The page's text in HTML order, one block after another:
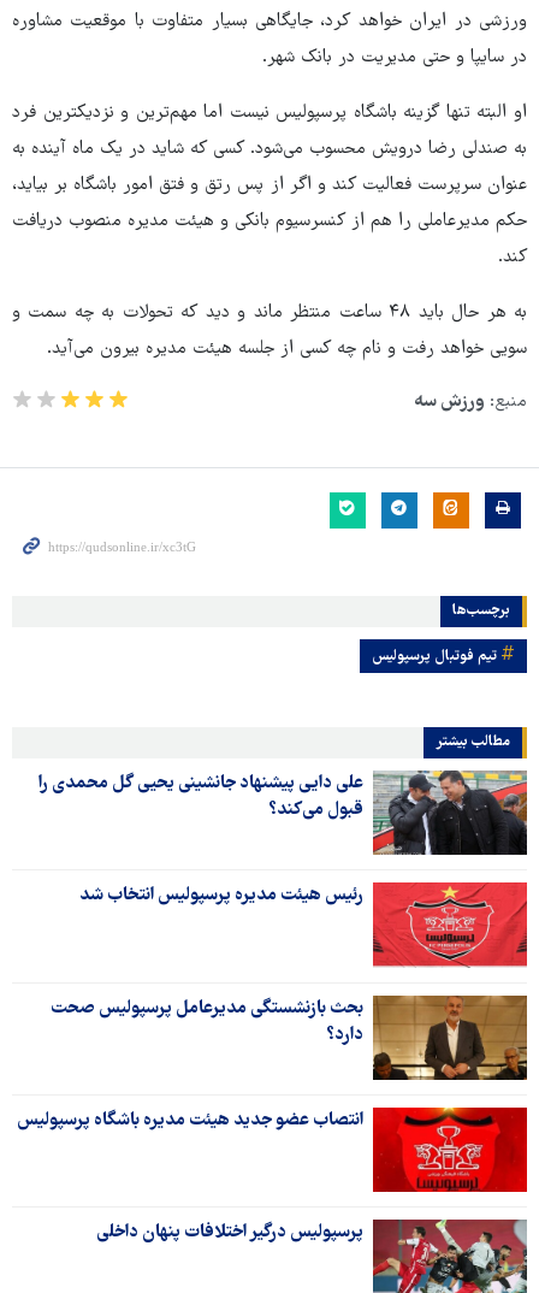
ورزشی در ایران خواهد کرد، جایگاهی بسیار متفاوت با موقعیت مشاوره
در سایپا و حتی مدیریت در بانک شهر.
او البته تنها گزینه باشگاه پرسپولیس نیست اما مهم‌ترین و نزدیکترین فرد
به صندلی رضا درویش محسوب می‌شود. کسی که شاید در یک ماه آینده به
عنوان سرپرست فعالیت کند و اگر از پس رتق و فتق امور باشگاه بر بیاید،
حکم مدیرعاملی را هم از کنسرسیوم بانکی و هیئت مدیره منصوب دریافت
کند.
به هر حال باید ۴۸ ساعت منتظر ماند و دید که تحولات به چه سمت و
سویی خواهد رفت و نام چه کسی از جلسه هیئت مدیره بیرون می‌آید.
منبع: ورزش سه
برچسب‌ها
تیم فوتبال پرسپولیس
مطالب بیشتر
علی دایی پیشنهاد جانشینی یحیی گل محمدی را
قبول می‌کند؟
رئیس هیئت مدیره پرسپولیس انتخاب شد
بحث بازنشستگی مدیرعامل پرسپولیس صحت
دارد؟
انتصاب عضو جدید هیئت مدیره باشگاه پرسپولیس
پرسپولیس درگیر اختلافات پنهان داخلی